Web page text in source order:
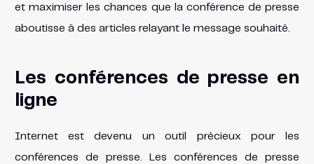
et maximiser les chances que la conférence de presse
aboutisse à des articles relayant le message souhaité.
Les conférences de presse en
ligne
Internet est devenu un outil précieux pour les
conférences de presse. Les conférences de presse